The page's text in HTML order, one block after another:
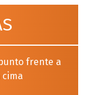
frente a